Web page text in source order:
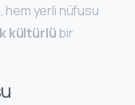
hem yerli nüfusu
kültürlübir